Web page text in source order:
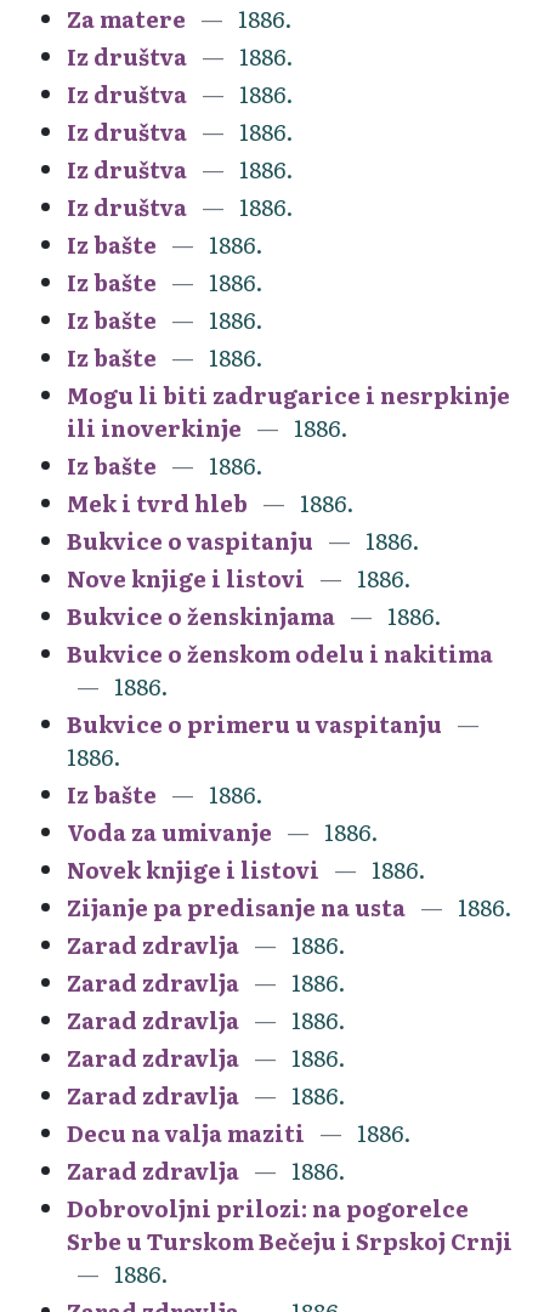
Za matere
1886.
Iz društva
1886.
Iz društva
1886.
Iz društva
1886.
Iz društva
1886.
Iz društva
1886.
Iz bašte
1886.
Iz bašte
1886.
Iz bašte
1886.
Iz bašte
1886.
Mogu li biti zadrugarice i nesrpkinje
ili inoverkinje
1886.
Iz bašte
1886.
Mek i tvrd hleb
1886.
Bukvice o vaspitanju
1886.
Nove knjige i listovi
1886.
Bukvice o ženskinjama
1886.
Bukvice o ženskom odelu i nakitima
1886.
Bukvice o primeru u vaspitanju
1886.
Iz bašte
1886.
Voda za umivanje
1886.
Novek knjige i listovi
1886.
Zijanje pa predisanje na usta
1886.
Zarad zdravlja
1886.
Zarad zdravlja
1886.
Zarad zdravlja
1886.
Zarad zdravlja
1886.
Zarad zdravlja
1886.
Decu na valja maziti
1886.
Zarad zdravlja
1886.
Dobrovoljni prilozi: na pogorelce
Srbe u Turskom Bečeju i Srpskoj Crnji
1886.